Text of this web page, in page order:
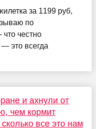
за 1199 руб,
по
что честно
это всегда
и ахнули от
чем кормит
все это нам